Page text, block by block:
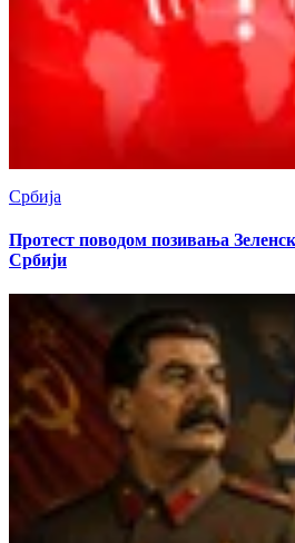
Србија
Протест поводом позивања
Србији